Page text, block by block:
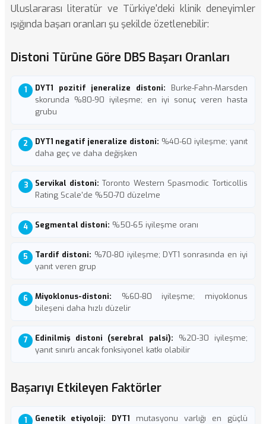
Uluslararası literatür ve Türkiye'deki klinik deneyimler
ışığında başarı oranları şu şekilde özetlenebilir:
Distoni Türüne Göre DBS Başarı Oranları
DYT1 pozitif jeneralize distoni: Burke-Fahn-Marsden
skorunda %80-90 iyileşme; en iyi sonuç veren hasta
grubu
DYT1 negatif jeneralize distoni: %40-60 iyileşme; yanıt
daha geç ve daha değişken
Servikal distoni: Toronto Western Spasmodic Torticollis
Rating Scale'de %50-70 düzelme
Segmental distoni: %50-65 iyileşme oranı
Tardif distoni: %70-80 iyileşme; DYT1 sonrasında en iyi
yanıt veren grup
Miyoklonus-distoni: %60-80 iyileşme; miyoklonus
bileşeni daha hızlı düzelir
Edinilmiş distoni (serebral palsi): %20-30 iyileşme;
yanıt sınırlı ancak fonksiyonel katkı olabilir
Başarıyı Etkileyen Faktörler
Genetik etiyoloji: DYT1 mutasyonu varlığı en güçlü